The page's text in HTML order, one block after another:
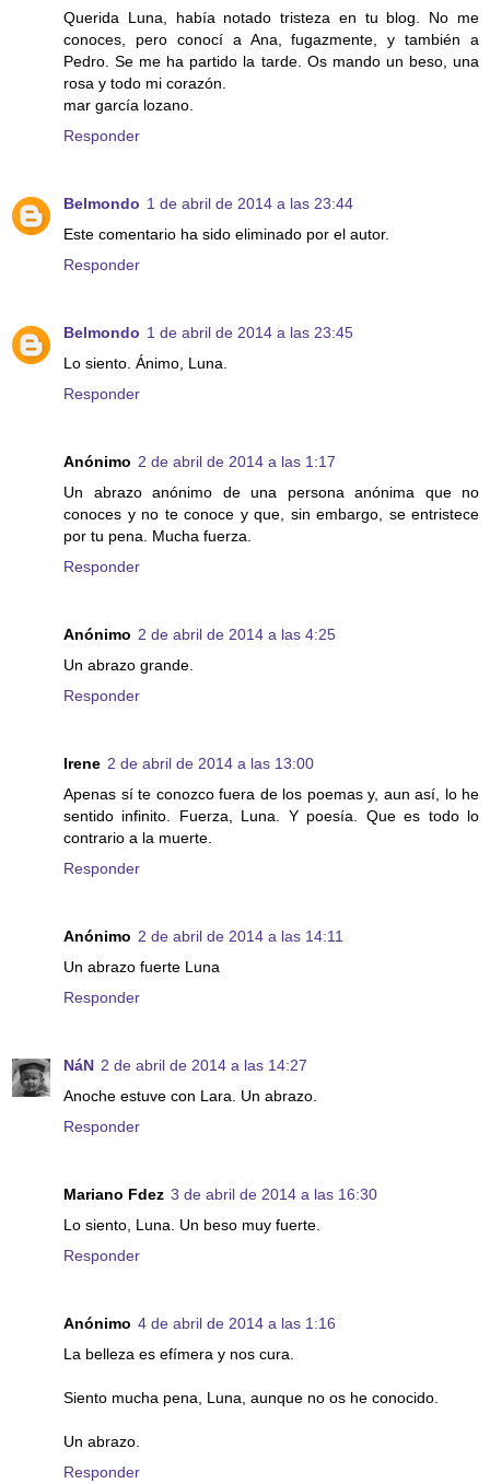
Querida Luna, había notado tristeza en tu blog. No me
conoces, pero conocí a Ana, fugazmente, y también a
Pedro. Se me ha partido la tarde. Os mando un beso, una
rosa y todo mi corazón.
mar garcía lozano.
Responder
Belmondo 1 de abril de 2014 a las 23:44
Este comentario ha sido eliminado por el autor.
Responder
Belmondo 1 de abril de 2014 a las 23:45
Lo siento. Ánimo, Luna.
Responder
Anónimo 2 de abril de 2014 a las 1:17
Un abrazo anónimo de una persona anónima que no
conoces y no te conoce y que, sin embargo, se entristece
por tu pena. Mucha fuerza.
Responder
Anónimo 2 de abril de 2014 a las 4:25
Un abrazo grande.
Responder
Irene 2 de abril de 2014 a las 13:00
Apenas sí te conozco fuera de los poemas y, aun así, lo he
sentido infinito. Fuerza, Luna. Y poesía. Que es todo lo
contrario a la muerte.
Responder
Anónimo 2 de abril de 2014 a las 14:11
Un abrazo fuerte Luna
Responder
NáN 2 de abril de 2014 a las 14:27
Anoche estuve con Lara. Un abrazo.
Responder
Mariano Fdez 3 de abril de 2014 a las 16:30
Lo siento, Luna. Un beso muy fuerte.
Responder
Anónimo 4 de abril de 2014 a las 1:16
La belleza es efímera y nos cura.
Siento mucha pena, Luna, aunque no os he conocido.
Un abrazo.
Responder